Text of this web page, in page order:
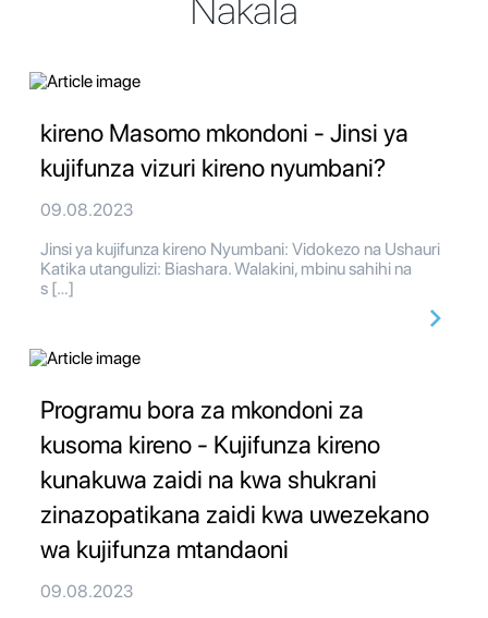
Nakala
kireno Masomo mkondoni - Jinsi ya
kujifunza vizuri kireno nyumbani?
09.08.2023
Jinsi ya kujifunza kireno Nyumbani: Vidokezo na Ushauri
Katika utangulizi: Biashara. Walakini, mbinu sahihi na
s […]
Programu bora za mkondoni za
kusoma kireno - Kujifunza kireno
kunakuwa zaidi na kwa shukrani
zinazopatikana zaidi kwa uwezekano
wa kujifunza mtandaoni
09.08.2023